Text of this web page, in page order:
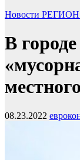
Новости РЕГИОН
В
08.23.2022